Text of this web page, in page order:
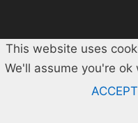
This website uses
We'll assume you're
ACCEPT